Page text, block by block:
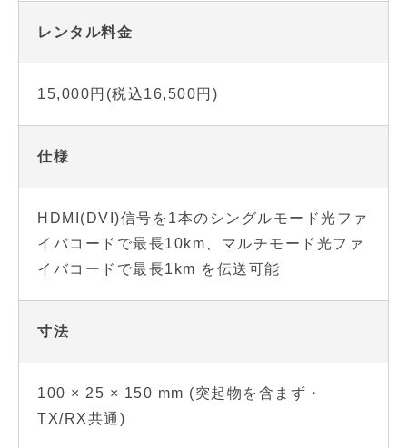
レンタル料金
15,000円(税込16,500円)
仕様
HDMI(DVI)信号を1本のシングルモード光ファ
イバコードで最長10km、マルチモード光ファ
イバコードで最長1km を伝送可能
寸法
100 × 25 × 150 mm (突起物を含まず・
TX/RX共通)